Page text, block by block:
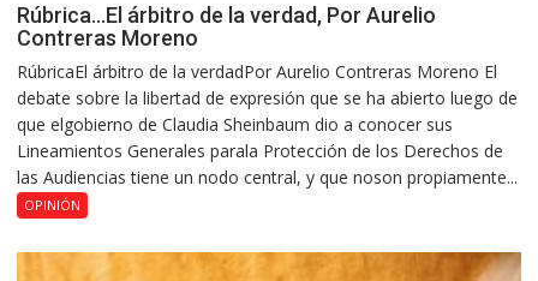
Rúbrica…El árbitro de la verdad, Por Aurelio
Contreras Moreno
RúbricaEl árbitro de la verdadPor Aurelio Contreras Moreno El
debate sobre la libertad de expresión que se ha abierto luego de
que elgobierno de Claudia Sheinbaum dio a conocer sus
Lineamientos Generales parala Protección de los Derechos de
las Audiencias tiene un nodo central, y que noson propiamente...
OPINIÓN